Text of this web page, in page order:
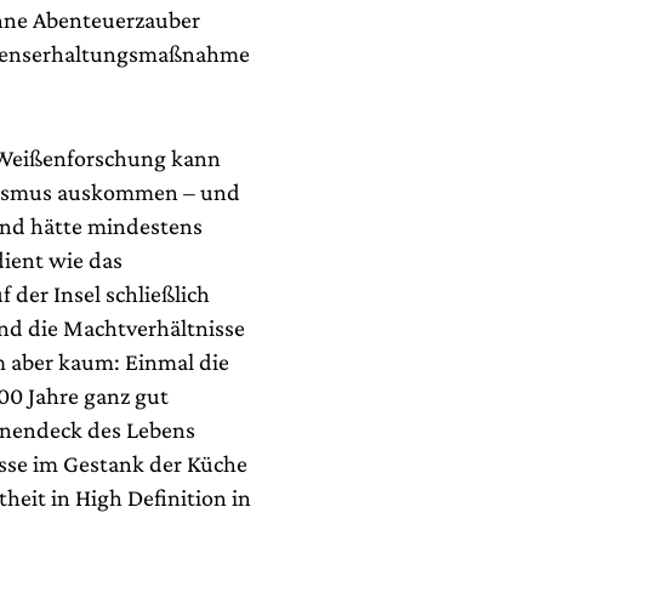
Abenteuerzauber
kann
auskommen – und
hätte mindestens
wie das
der Insel schließlich
die Machtverhältnisse
kaum: Einmal die
Jahre ganz gut
des Lebens
im Gestank der Küche
in High Definition in